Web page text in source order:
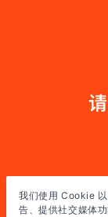
我们使用 Cookie
告、提供社交媒体